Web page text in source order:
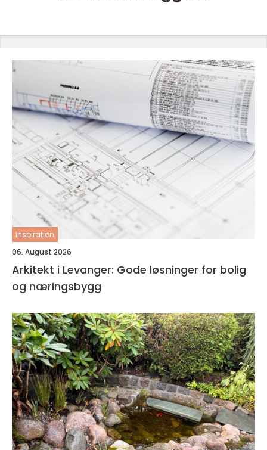
inspiration
06. August 2026
Arkitekt i Levanger: Gode løsninger for bolig
og næringsbygg